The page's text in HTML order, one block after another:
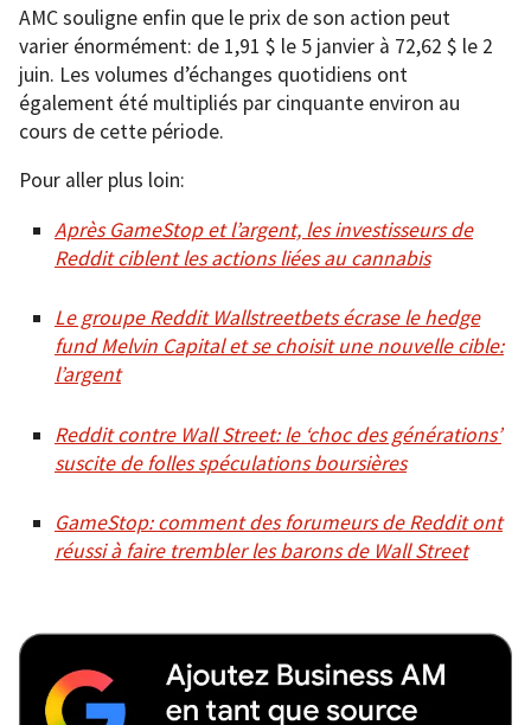
AMC souligne enfin que le prix de son action peut
varier énormément: de 1,91 $ le 5 janvier à 72,62 $ le 2
juin. Les volumes d’échanges quotidiens ont
également été multipliés par cinquante environ au
cours de cette période.
Pour aller plus loin:
Après GameStop et l’argent, les investisseurs de
Reddit ciblent les actions liées au cannabis
Le groupe Reddit Wallstreetbets écrase le hedge
fund Melvin Capital et se choisit une nouvelle cible:
l’argent
Reddit contre Wall Street: le ‘choc des générations’
suscite de folles spéculations boursières
GameStop: comment des forumeurs de Reddit ont
réussi à faire trembler les barons de Wall Street